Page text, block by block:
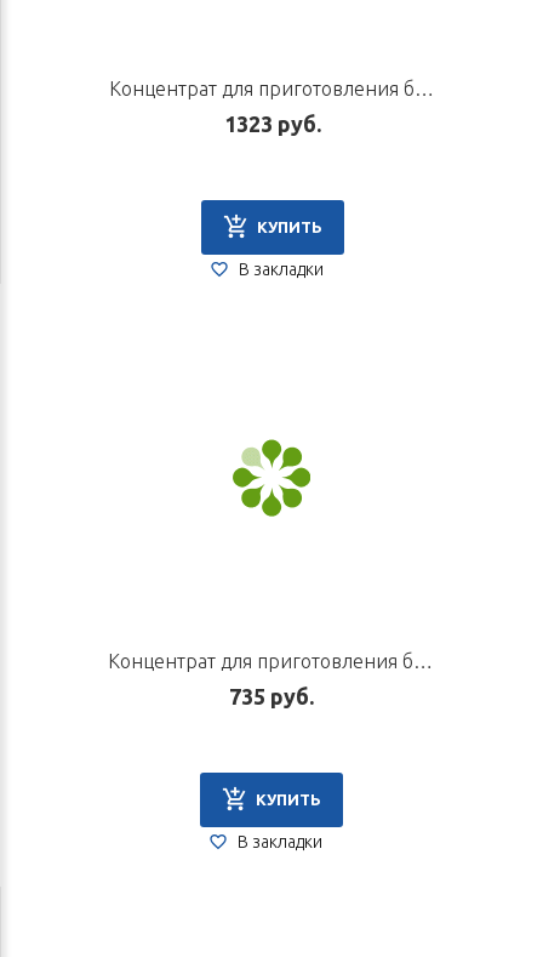
Концентрат для приготовления безалкогольного напитка «Анпазит», 10 пак. по 5 г
1323 руб.
КУПИТЬ
В закладки
Концентрат для приготовления безалкогольного напитка «Тан Няо Бин», 100 г
735 руб.
КУПИТЬ
В закладки